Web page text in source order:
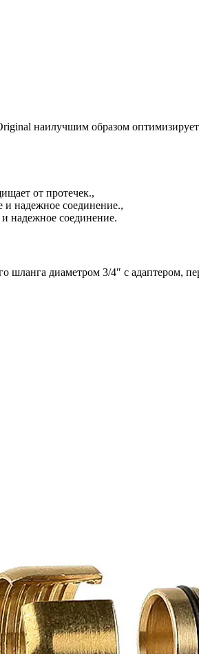
наилучшим образом
от протечек.,
и надежное соединение.,
надежное соединение.
шланга диаметром 3/4″ с адаптером,